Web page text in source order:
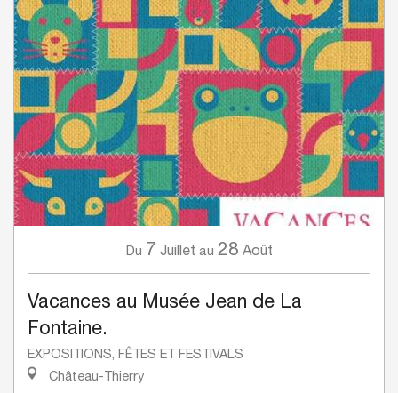
Du 7 Juillet au 28 Août
Vacances au Musée Jean de La
Fontaine.
EXPOSITIONS, FÊTES ET FESTIVALS
Château-Thierry